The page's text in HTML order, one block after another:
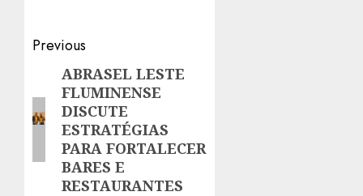
Post
navigation
Previous
Previous
post:
ABRASEL LESTE
FLUMINENSE
DISCUTE
ESTRATÉGIAS
PARA FORTALECER
BARES E
RESTAURANTES